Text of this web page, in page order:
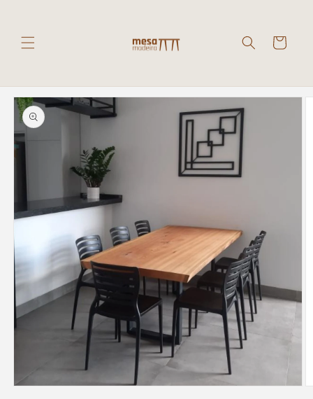
Carrinho
Pular para
as
informações
do produto